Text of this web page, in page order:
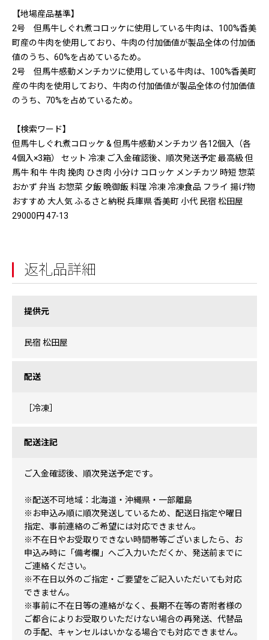
【地場産品基準】
2号 但馬牛しぐれ煮コロッケに使用している牛肉は、100%香美
町産の牛肉を使用しており、牛肉の付加価値が製品全体の付加価
値のうち、60%を占めているため。
2号 但馬牛感動メンチカツに使用している牛肉は、100%香美町
産の牛肉を使用しており、牛肉の付加価値が製品全体の付加価値
のうち、70%を占めているため。
【検索ワード】
但馬牛しぐれ煮コロッケ & 但馬牛感動メンチカツ 各12個入（各
4個入×3箱） セット 冷凍 ご入金確認後、順次発送予定 最高級 但
馬牛 和牛 牛肉 挽肉 ひき肉 小分け コロッケ メンチカツ 時短 惣菜
おかず 弁当 お惣菜 夕飯 晩御飯 料理 冷凍 冷凍食品 フライ 揚げ物
おすすめ 大人気 ふるさと納税 兵庫県 香美町 小代 民宿 松田屋
29000円 47-13
返礼品詳細
提供元
民宿 松田屋
配送
［冷凍］
配送注記
ご入金確認後、順次発送予定です。
※配送不可地域：北海道・沖縄県・一部離島
※お申込み順に順次発送しているため、配送日指定や曜日
指定、事前連絡のご希望には対応できません。
※不在日やお受取りできない時間帯等ございましたら、お
申込み時に「備考欄」へご入力いただくか、発送前までに
ご連絡ください。
※不在日以外のご指定・ご要望をご記入いただいても対応
できません。
※事前に不在日等の連絡がなく、長期不在等の寄附者様の
ご都合によりお受取りいただけない場合の再発送、代替品
の手配、キャンセルはいかなる場合でも対応できません。